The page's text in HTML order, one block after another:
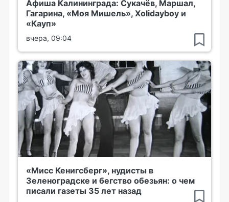
Афиша Калининграда: Сукачёв, Маршал,
Гагарина, «Моя Мишель», Xolidayboy и
«Кауп»
вчера, 09:04
«Мисс Кенигсберг», нудисты в
Зеленоградске и бегство обезьян: о чем
писали газеты 35 лет назад